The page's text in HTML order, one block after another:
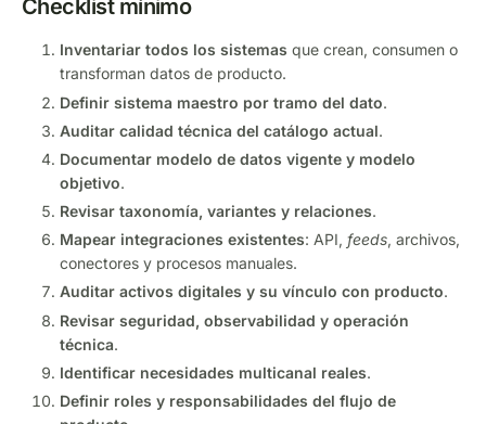
Checklist mínimo
Inventariar todos los sistemas que crean, consumen o
transforman datos de producto.
Definir sistema maestro por tramo del dato.
Auditar calidad técnica del catálogo actual.
Documentar modelo de datos vigente y modelo
objetivo.
Revisar taxonomía, variantes y relaciones.
Mapear integraciones existentes: API, feeds, archivos,
conectores y procesos manuales.
Auditar activos digitales y su vínculo con producto.
Revisar seguridad, observabilidad y operación
técnica.
Identificar necesidades multicanal reales.
Definir roles y responsabilidades del flujo de